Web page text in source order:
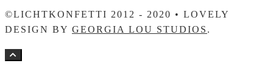
©LICHTKONFETTI 2012 - 2020 • LOVELY
DESIGN BY GEORGIA LOU STUDIOS .